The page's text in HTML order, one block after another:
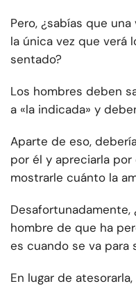
Pero, ¿sabías que
la única vez que verá
sentado?
Los hombres deben
a «la indicada» y
Aparte de eso,
por él y apreciarla
mostrarle cuánto la
hombre de que ha
es cuando se va para
En lugar de